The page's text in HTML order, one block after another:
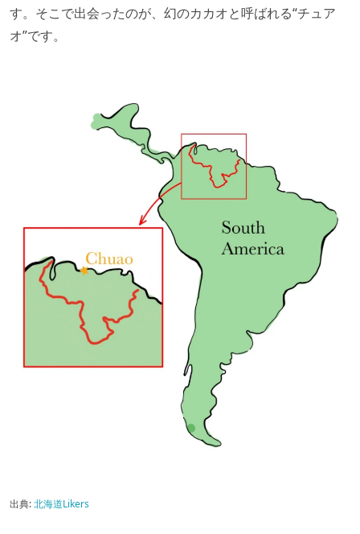
す。そこで出会ったのが、幻のカカオと呼ばれる“チュア
オ”です。
出典:北海道Likers